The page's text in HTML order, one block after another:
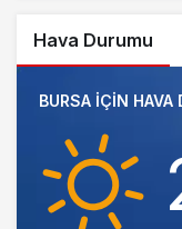
Hava Durumu
BURSA IÇIN HAVA